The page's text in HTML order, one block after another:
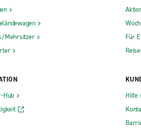
Mehrsitzer
Hub
Für
Hilfe